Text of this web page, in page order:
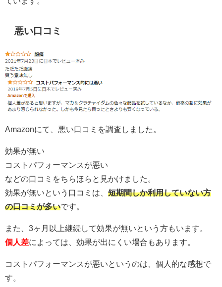
悪い口コミ
Amazonにて、悪い口コミを調査しました。
効果が無い
コストパフォーマンスが悪い
などの口コミをちらほらと見かけました。
効果が無いという口コミは、 短期間しか利用していない方
の口コミが多いです。
また、3ヶ月以上継続して効果が無いという方もいます。
個人差によっては、効果が出にくい場合もあります。
コストパフォーマンスが悪いというのは、個人的な感想で
す。